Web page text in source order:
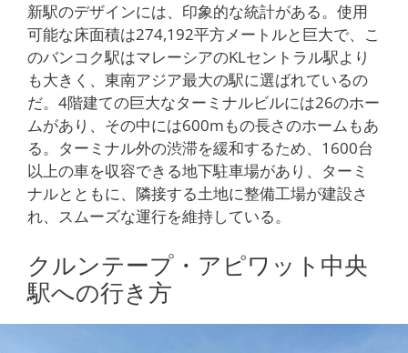
新駅のデザインには、印象的な統計がある。使用
可能な床面積は274,192平方メートルと巨大で、こ
のバンコク駅はマレーシアのKLセントラル駅より
も大きく、東南アジア最大の駅に選ばれているの
だ。4階建ての巨大なターミナルビルには26のホー
ムがあり、その中には600mもの長さのホームもあ
る。ターミナル外の渋滞を緩和するため、1600台
以上の車を収容できる地下駐車場があり、ターミ
ナルとともに、隣接する土地に整備工場が建設さ
れ、スムーズな運行を維持している。
クルンテープ・アピワット中央
駅への行き方